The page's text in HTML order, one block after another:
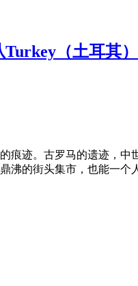
（土耳其
痕迹。古罗马的遗迹，
沸的街头集市，也能一